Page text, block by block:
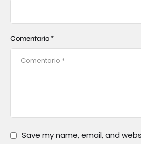
Comentario *
Save my name, email, and